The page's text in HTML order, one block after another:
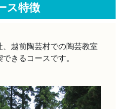
ス特徴
越前陶芸村での陶芸教室
きるコースです。